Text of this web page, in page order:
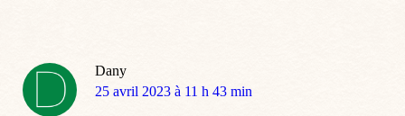
Dany
dit
25 avril 2023 à 11 h 43 min